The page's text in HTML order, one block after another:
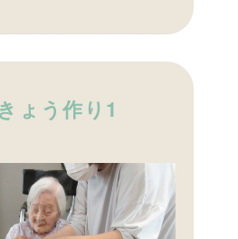
ょう作り1